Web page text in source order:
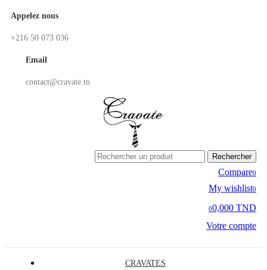
Appelez nous
+216 50 073 036
Email
contact@cravate.tn
Rechercher
Compare0
My wishlist0
00,000 TND
Votre compte
CRAVATES